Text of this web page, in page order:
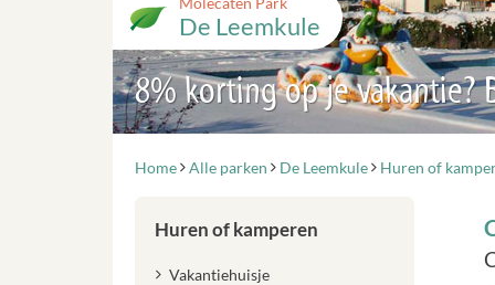
De Leemkule
8% korting op je vakantie?
Home Alle parken De Leemkule Huren of
Huren of kamperen
Vakantiehuisje